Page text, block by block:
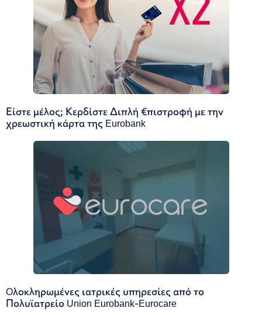
Είστε μέλος; Κερδίστε Διπλή €πιστροφή με την
χρεωστική κάρτα της Eurobank
Oλοκληρωμένες ιατρικές υπηρεσίες από το
Πολυϊατρείο Union Eurobank-Eurocare